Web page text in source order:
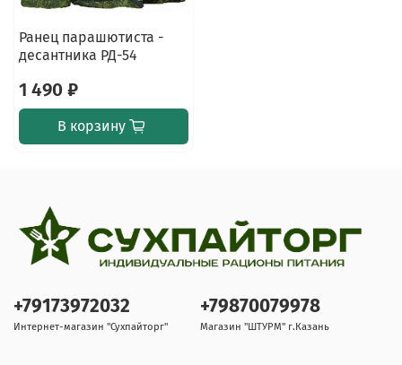
Ранец парашютиста -
десантника РД-54
1 490 ₽
В корзину
+79173972032
Интернет-магазин "Сухпайторг"
+79870079978
Магазин "ШТУРМ" г.Казань